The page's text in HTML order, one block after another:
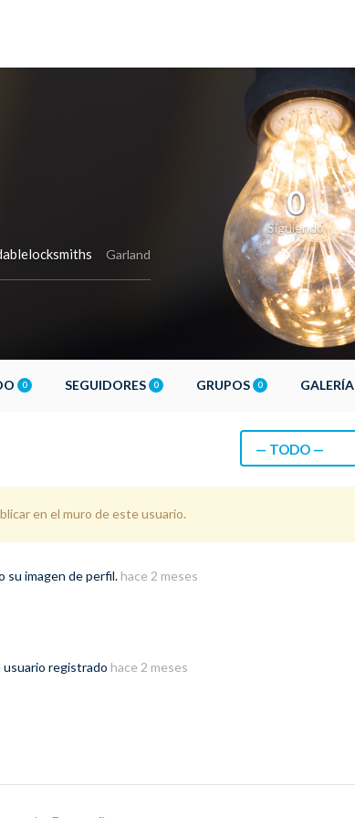
Garland
0
Siguiendo
0 SEGUIDORES 0 GRUPOS 0 GALERÍA
— TODO —
en el muro de este usuario.
su imagen de perfil. hace 2 meses
usuario registrado hace 2 meses